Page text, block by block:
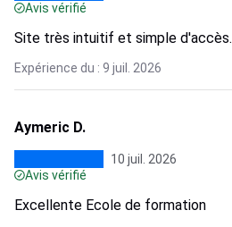
Avis vérifié
Site très intuitif et simple d'accès.
Expérience du : 9 juil. 2026
Aymeric D.
10 juil. 2026
Avis vérifié
Excellente Ecole de formation